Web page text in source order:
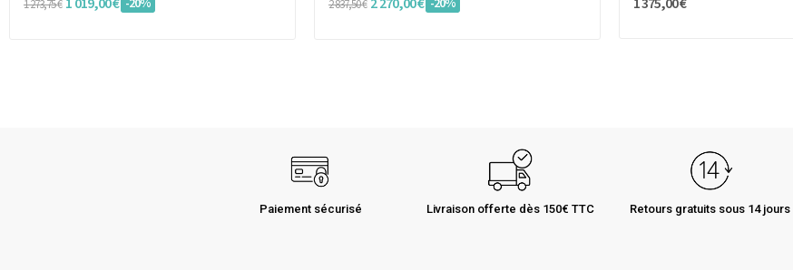
1 273,75 € 1 019,00 € -20% 2 837,50 € 2 270,00 € -20% 1 375,00 €
Paiement sécurisé Livraison offerte dès 150€ TTC Retours gratuits sous 14 jours